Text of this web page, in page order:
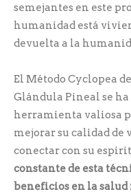
semejantes en este
humanidad está
devuelta a la
El Método Cyclopea
Glándula Pineal se
herramienta valiosa
mejorar su calidad de
conectar con su
constante de esta
beneficios en la